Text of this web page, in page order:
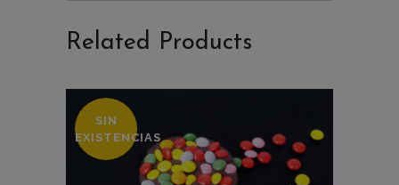
Related Products
SIN
EXISTENCIAS